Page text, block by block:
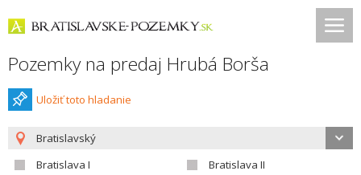
Pozemky na predaj Hrubá Borša
Uložiť toto hladanie
Bratislavský
Bratislava I
Bratislava II